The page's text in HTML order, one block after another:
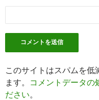
このサイトはスパムを低
ます。
コメントデータの
ださい。